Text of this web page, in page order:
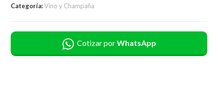
Categoría:Vino y Champaña
Cotizar porWhatsApp